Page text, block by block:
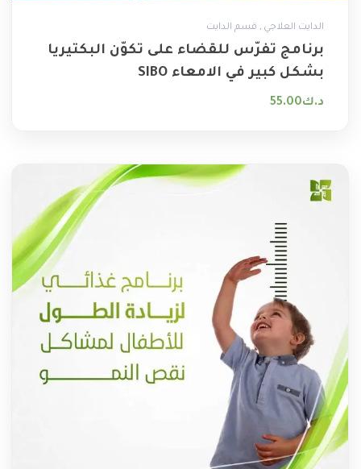
الدايت العلاجي , قسم الدايت
برنامج تفرّس للقضاء على تكوّن البكتيريا
بشكل كبير في الامعاء ‏SIBO
د.ك55.00